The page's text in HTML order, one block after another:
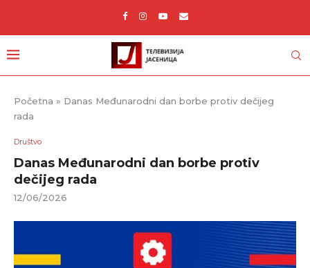
Početna » Danas Međunarodni dan borbe protiv dečijeg
rada
Društvo
Danas Međunarodni dan borbe protiv
dečijeg rada
12/06/2026